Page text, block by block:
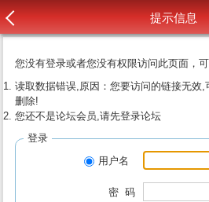
提示信息
您没有登录或者您没有权限访问此页面，
读取数据错误,原因：您要访问的链接无效
删除!
您还不是论坛会员,请先登录论坛
登录
用户名
密 码